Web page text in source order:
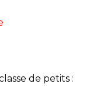
de petits :